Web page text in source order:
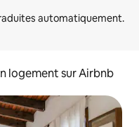
logement sur Airbnb